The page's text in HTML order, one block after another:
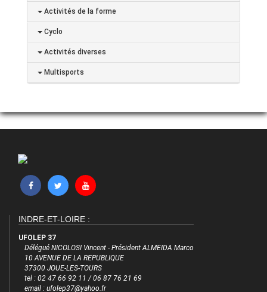
Activités de la forme
Cyclo
Activités diverses
Multisports
INDRE-ET-LOIRE :
UFOLEP 37
Délégué NICOLOSI Vincent - Président ALMEIDA Marco
10 AVENUE DE LA REPUBLIQUE
37300 JOUE-LES-TOURS
tel : 02 47 66 92 11 / 06 87 76 21 69
email : ufolep37@yahoo.fr